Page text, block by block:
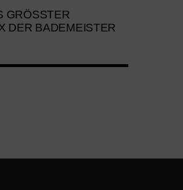
J
BADEMEISTER